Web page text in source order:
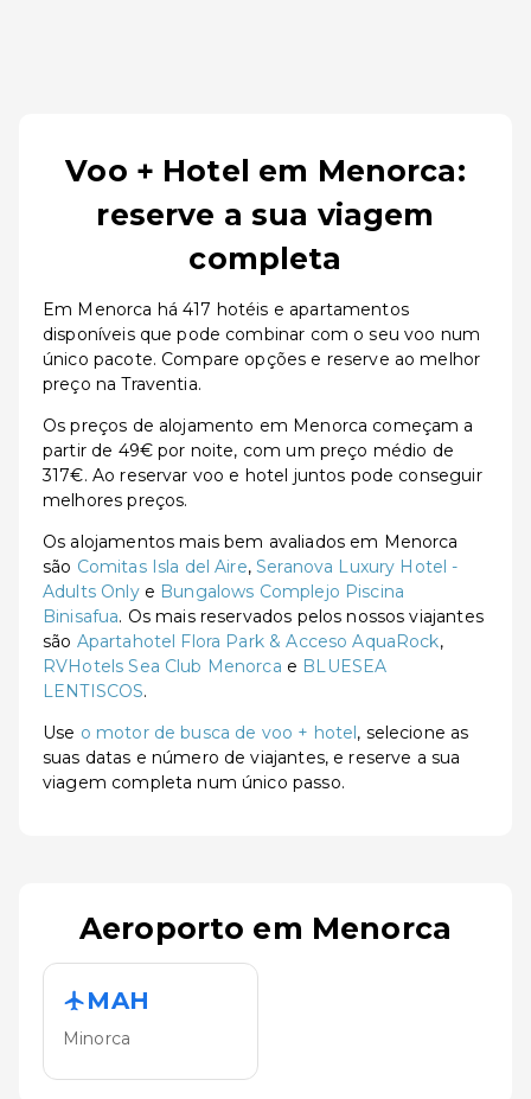
Voo + Hotel em Menorca:
reserve a sua viagem
completa
Em Menorca há 417 hotéis e apartamentos
disponíveis que pode combinar com o seu voo num
único pacote. Compare opções e reserve ao melhor
preço na Traventia.
Os preços de alojamento em Menorca começam a
partir de 49€ por noite, com um preço médio de
317€. Ao reservar voo e hotel juntos pode conseguir
melhores preços.
Os alojamentos mais bem avaliados em Menorca
são Comitas Isla del Aire,Seranova Luxury Hotel -
Adults Onlye Bungalows Complejo Piscina
Binisafua. Os mais reservados pelos nossos viajantes
são Apartahotel Flora Park & Acceso AquaRock,
RVHotels Sea Club Menorca e BLUESEA
LENTISCOS.
Use o motor de busca de voo + hotel, selecione as
suas datas e número de viajantes, e reserve a sua
viagem completa num único passo.
Aeroporto em Menorca
MAH
Minorca